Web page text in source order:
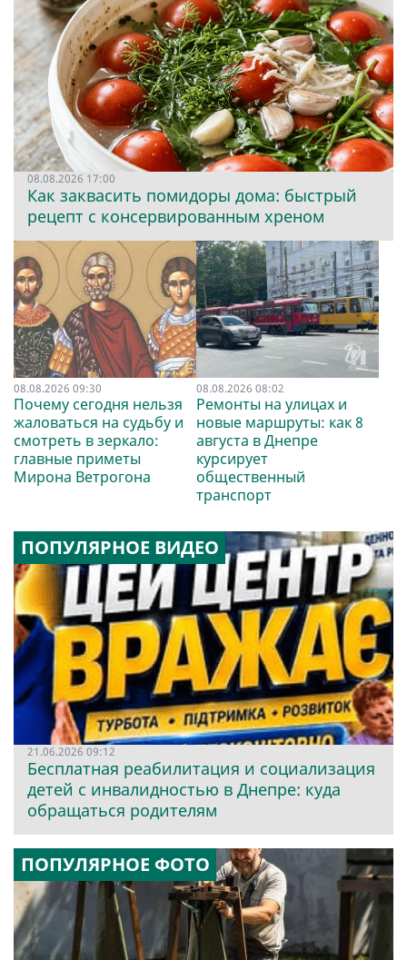
08.08.2026 17:00
Как заквасить помидоры дома: быстрый
рецепт с консервированным хреном
08.08.2026 09:30
Почему сегодня нельзя
жаловаться на судьбу и
смотреть в зеркало:
главные приметы
Мирона Ветрогона
08.08.2026 08:02
Ремонты на улицах и
новые маршруты: как 8
августа в Днепре
курсирует
общественный
транспорт
ПОПУЛЯРНОЕ ВИДЕО
21.06.2026 09:12
Бесплатная реабилитация и социализация
детей с инвалидностью в Днепре: куда
обращаться родителям
ПОПУЛЯРНОЕ ФОТО